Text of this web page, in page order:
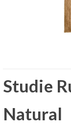
Studie
Natural